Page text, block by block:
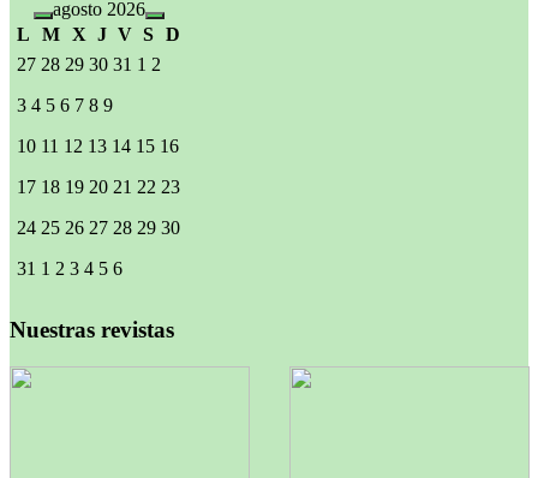
agosto 2026
L
M X J V S D
27 28 29 30 31 1 2
3 4 5 6 7 8 9
10 11 12 13 14 15 16
17 18 19 20 21 22 23
24 25 26 27 28 29 30
31 1 2 3 4 5 6
Nuestras revistas